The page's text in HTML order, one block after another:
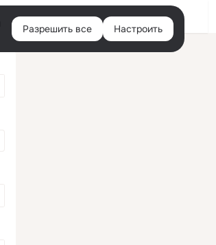
Войти
Разрешить все Настроить